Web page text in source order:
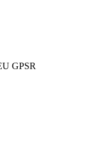
GPSR